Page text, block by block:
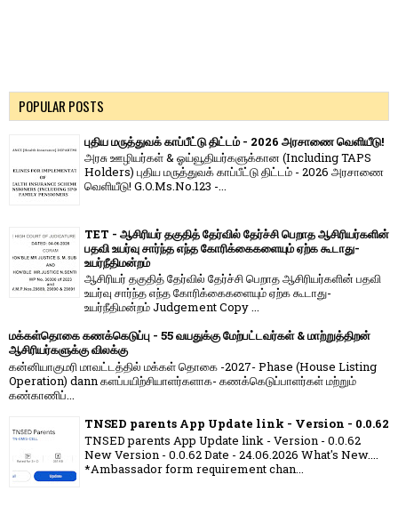
POPULAR POSTS
புதிய மருத்துவக் காப்பீட்டு திட்டம் - 2026 அரசாணை வெளியீடு!
அரசு ஊழியர்கள் & ஓய்வூதியர்களுக்கான (Including TAPS
Holders) புதிய மருத்துவக் காப்பீட்டு திட்டம் - 2026 அரசாணை
வெளியீடு! G.O.Ms.No.123 -...
TET - ஆசிரியர் தகுதித் தேர்வில் தேர்ச்சி பெறாத ஆசிரியர்களின்
பதவி உயர்வு சார்ந்த எந்த கோரிக்கைகளையும் ஏற்க கூடாது-
உயர்நீதிமன்றம்
ஆசிரியர் தகுதித் தேர்வில் தேர்ச்சி பெறாத ஆசிரியர்களின் பதவி
உயர்வு சார்ந்த எந்த கோரிக்கைகளையும் ஏற்க கூடாது-
உயர்நீதிமன்றம் Judgement Copy ...
மக்கள்தொகை கணக்கெடுப்பு - 55 வயதுக்கு மேற்பட்டவர்கள் & மாற்றுத்திறன்
ஆசிரியர்களுக்கு விலக்கு
கன்னியாகுமரி மாவட்டத்தில் மக்கள் தொகை -2027- Phase (House Listing
Operation) dann களப்பயிற்சியாளர்களாக- கணக்கெடுப்பாளர்கள் மற்றும்
கண்காணிப்...
TNSED parents App Update link - Version - 0.0.62
TNSED parents App Update link - Version - 0.0.62
New Version - 0.0.62 Date - 24.06.2026 What's New....
*Ambassador form requirement chan...